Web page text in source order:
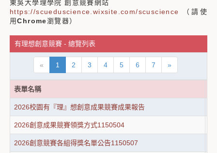
東吳大學理學院 創意競賽網站
https://scueduscience.wixsite.com/scuscience
（請使
用Chrome瀏覽器）
有理想創意競賽 - 總覽列表
« 1 2 3 4 5 6 7 »
表單名稱
2026校園有『理』想創意成果競賽成果報告
2026創意成果競賽領獎方式1150504
2026創意競賽各組得獎名單公告1150507